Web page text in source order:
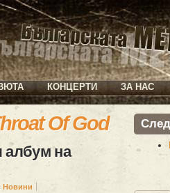
КОНЦЕРТИ ЗА НАС
Of God
албум на
Новини